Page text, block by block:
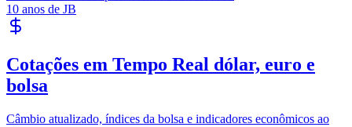
Para Sua Empresa
Cadastrar Empresa
Divulgar VagasNovo
Publicidade Legal
Política
10 anos de JB
Cotações em Tempo Real dólar, euro e
bolsa
Câmbio atualizado, índices da bolsa e indicadores econômicos ao